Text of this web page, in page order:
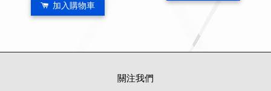
加入購物車
關注我們